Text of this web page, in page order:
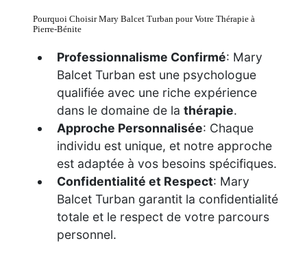
Pourquoi Choisir Mary Balcet Turban pour Votre Thérapie à
Pierre-Bénite
Professionnalisme Confirmé: Mary
Balcet Turban est une psychologue
qualifiée avec une riche expérience
dans le domaine de la thérapie.
Approche Personnalisée: Chaque
individu est unique, et notre approche
est adaptée à vos besoins spécifiques.
Confidentialité et Respect: Mary
Balcet Turban garantit la confidentialité
totale et le respect de votre parcours
personnel.